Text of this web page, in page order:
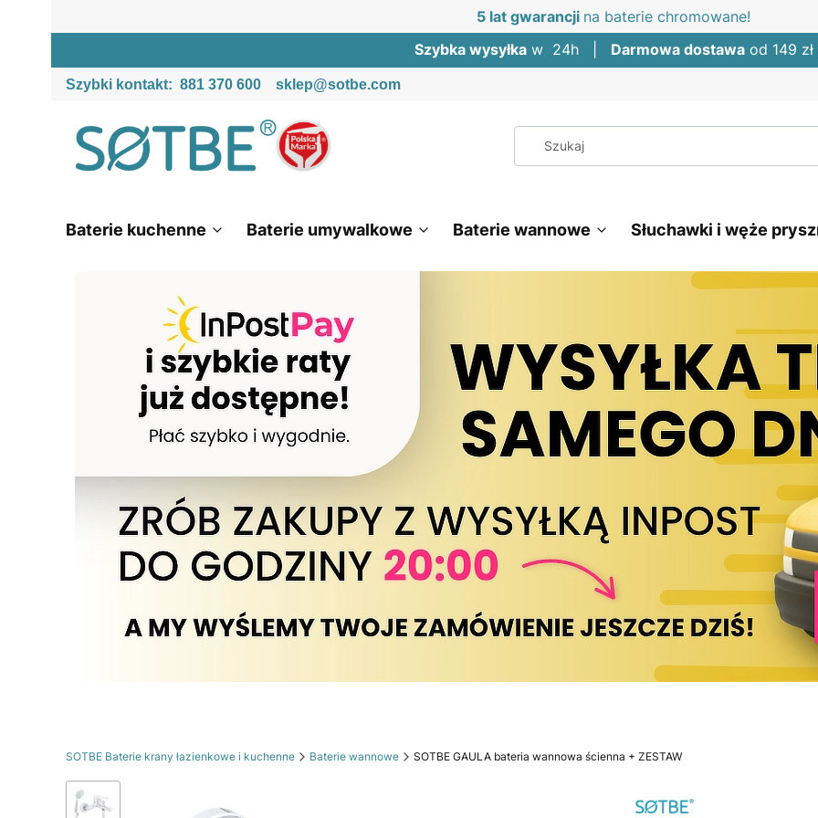
5 lat gwarancji na baterie chromowane!
Szybka wysyłkaw 24h | Darmowa dostawaod 149 zł
Szybki kontakt: 881 370 600 sklep@sotbe.com
Baterie kuchenne Baterie umywalkowe Baterie wannowe Słuchawki i węże
SOTBE Baterie krany łazienkowe i kuchenne Baterie wannowe SOTBE GAULA bateria wannowa ścienna + ZESTAW